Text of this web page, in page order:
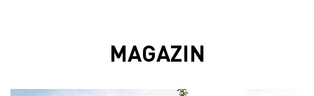
MAGAZIN